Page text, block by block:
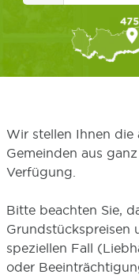
Wir stellen Ihnen die
Gemeinden aus
Verfügung.
Bitte beachten Sie,
Grundstückspreisen
speziellen Fall
oder